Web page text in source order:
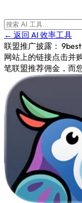
← 返回 AI 效率工具
联盟推广披露：
网站上的链接点击并
笔联盟推荐佣金，而